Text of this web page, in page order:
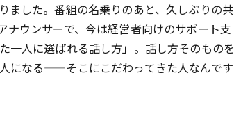
ました。番組の名乗りのあと、久しぶりの共
ウンサーで、今は経営者向けのサポート支
一人に選ばれる話し方」。話し方そのものを
になる——そこにこだわってきた人なんです